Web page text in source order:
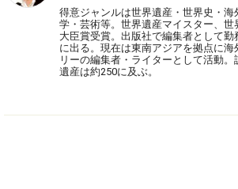
得意ジャンルは世界遺産・世界史・
学・芸術等。世界遺産マイスター、
大臣賞受賞。出版社で編集者として
に出る。現在は東南アジアを拠点に
リーの編集者・ライターとして活動
遺産は約250に及ぶ。